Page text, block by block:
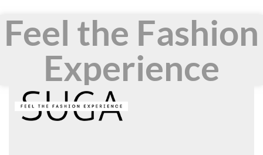
Feel the Fashion
Experience